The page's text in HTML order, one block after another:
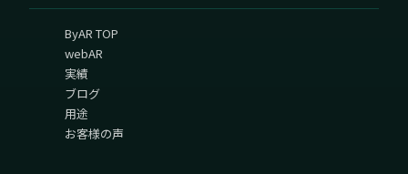
ByAR TOP
webAR
実績
ブログ
用途
お客様の声